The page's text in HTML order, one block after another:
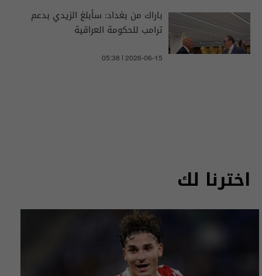
باراك من بغداد: سأبلغ الزيدي بدعم
ترامب للحكومة العراقية
05:38 | 2026-06-15
اخترنا لك